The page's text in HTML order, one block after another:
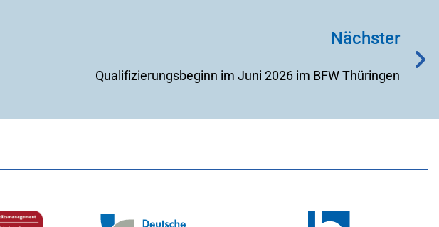
Nächster
Qualifizierungsbeginn im Juni 2026 im BFW Thüringen